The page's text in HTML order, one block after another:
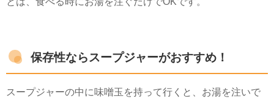
保存性ならスープジャーがおすすめ！
スープジャーの中に味噌玉を持って行くと、お湯を注いで